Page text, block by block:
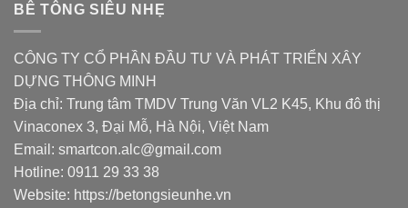
BÊ TÔNG SIÊU NHẸ
CÔNG TY CỔ PHẦN ĐẦU TƯ VÀ PHÁT TRIỂN XÂY
DỰNG THÔNG MINH
Địa chỉ: Trung tâm TMDV Trung Văn VL2 K45, Khu đô thị
Vinaconex 3, Đại Mỗ, Hà Nội, Việt Nam
Email: smartcon.alc@gmail.com
Hotline: 0911 29 33 38
Website: https://betongsieunhe.vn